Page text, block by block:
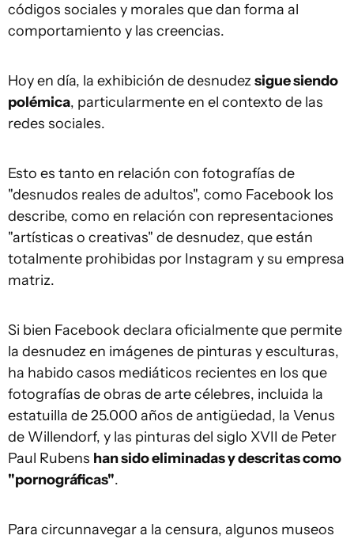
códigos sociales y morales que dan forma al
comportamiento y las creencias.
Hoy en día, la exhibición de desnudez sigue siendo
polémica, particularmente en el contexto de las
redes sociales.
Esto es tanto en relación con fotografías de
"desnudos reales de adultos", como Facebook los
describe, como en relación con representaciones
"artísticas o creativas" de desnudez, que están
totalmente prohibidas por Instagram y su empresa
matriz.
Si bien Facebook declara oficialmente que permite
la desnudez en imágenes de pinturas y esculturas,
ha habido casos mediáticos recientes en los que
fotografías de obras de arte célebres, incluida la
estatuilla de 25.000 años de antigüedad, la Venus
de Willendorf, y las pinturas del siglo XVII de Peter
Paul Rubens han sido eliminadas y descritas como
"pornográficas".
Para circunnavegar a la censura, algunos museos